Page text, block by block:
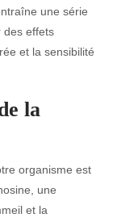
une série
des effets
et la sensibilité
la
organisme est
une
et la